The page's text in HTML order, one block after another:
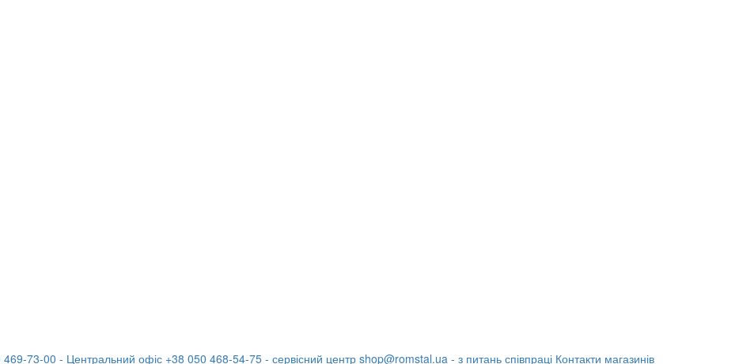
469-73-00 - Центральний офіс +38 050 468-54-75 - сервісний центр shop@romstal.ua - з питань співпраці Контакти магазинів